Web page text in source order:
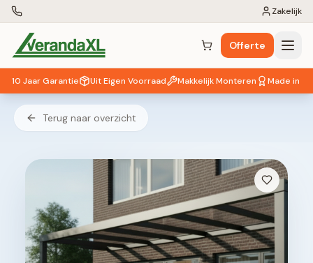
Zakelijk
Winkelwagen ( 0 items)
Offerte
10 Jaar Garantie Uit Eigen Voorraad Makkelijk Monteren Made in EU
Terug naar overzicht